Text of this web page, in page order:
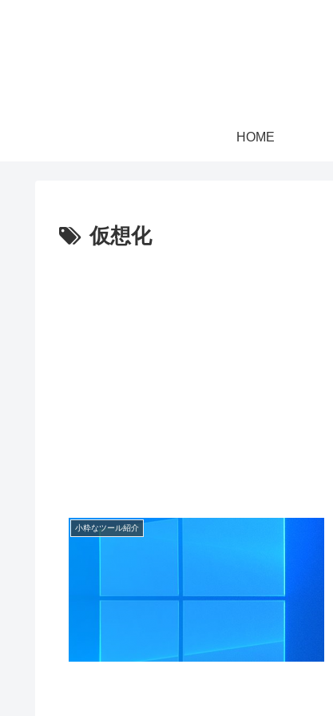
HOME
仮想化
小粋なツール紹介